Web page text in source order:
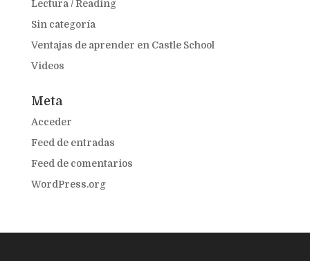
Lectura / Reading
Sin categoría
Ventajas de aprender en Castle School
Videos
Meta
Acceder
Feed de entradas
Feed de comentarios
WordPress.org